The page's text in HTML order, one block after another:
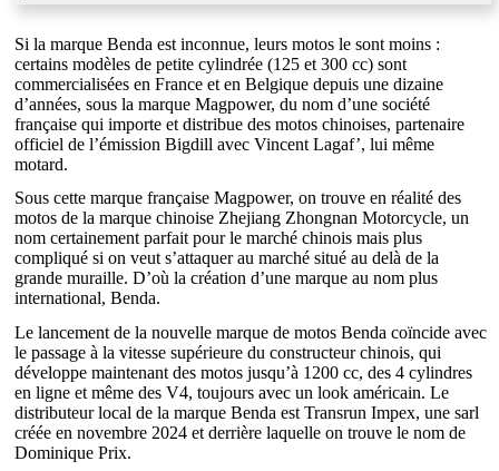
Si la marque Benda est inconnue, leurs motos le sont moins :
certains modèles de petite cylindrée (125 et 300 cc) sont
commercialisées en France et en Belgique depuis une dizaine
d’années, sous la marque Magpower, du nom d’une société
française qui importe et distribue des motos chinoises, partenaire
officiel de l’émission Bigdill avec Vincent Lagaf’, lui même
motard.
Sous cette marque française Magpower, on trouve en réalité des
motos de la marque chinoise Zhejiang Zhongnan Motorcycle, un
nom certainement parfait pour le marché chinois mais plus
compliqué si on veut s’attaquer au marché situé au delà de la
grande muraille. D’où la création d’une marque au nom plus
international, Benda.
Le lancement de la nouvelle marque de motos Benda coïncide avec
le passage à la vitesse supérieure du constructeur chinois, qui
développe maintenant des motos jusqu’à 1200 cc, des 4 cylindres
en ligne et même des V4, toujours avec un look américain. Le
distributeur local de la marque Benda est Transrun Impex, une sarl
créée en novembre 2024 et derrière laquelle on trouve le nom de
Dominique Prix.